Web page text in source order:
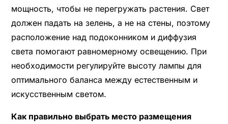
мощность, чтобы не перегружать растения. Свет
должен падать на зелень, а не на стены, поэтому
расположение над подоконником и диффузия
света помогают равномерному освещению. При
необходимости регулируйте высоту лампы для
оптимального баланса между естественным и
искусственным светом.
Как правильно выбрать место размещения